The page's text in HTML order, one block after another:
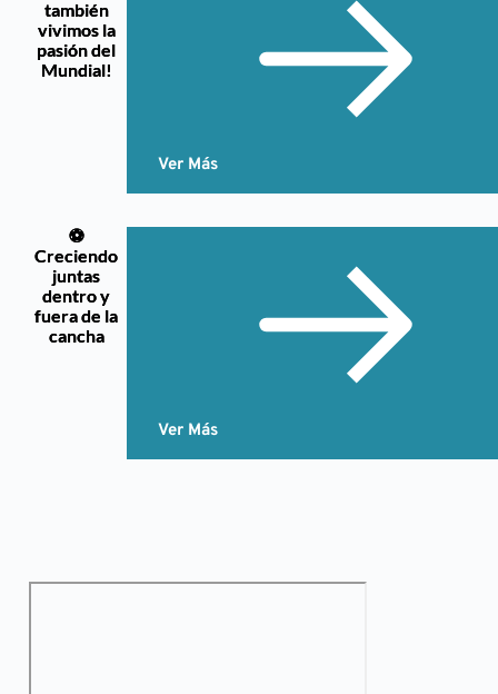
también
vivimos la
pasión del
Mundial!
Ver Más
⚽
Creciendo
juntas
dentro y
fuera de la
cancha
Ver Más